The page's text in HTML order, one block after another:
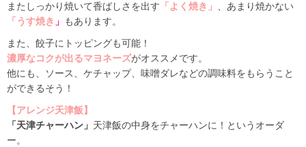
またしっかり焼いて香ばしさを出す 「よく焼き」
、あまり焼かない
「うす焼き 」 もあります。
また、餃子にトッピングも可能！
濃厚なコクが出るマヨネーズがオススメです。
他にも、ソース、ケチャップ、味噌ダレなどの調味料をもらうこと
ができるそう！
【アレンジ天津飯】
「天津チャーハン」 天津飯の中身をチャーハンに！というオーダ
ー。